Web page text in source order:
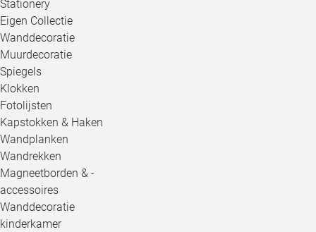
Stationery
Eigen Collectie
Wanddecoratie
Muurdecoratie
Spiegels
Klokken
Fotolijsten
Kapstokken & Haken
Wandplanken
Wandrekken
Magneetborden & -
accessoires
Wanddecoratie
kinderkamer